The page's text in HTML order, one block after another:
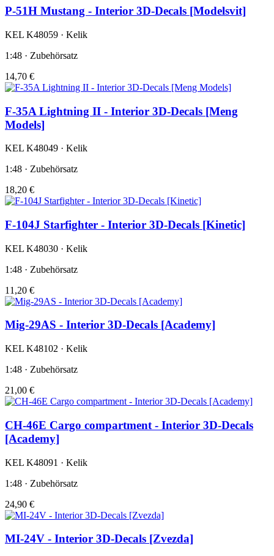
P-51H Mustang - Interior 3D-Decals [Modelsvit]
KEL K48059 · Kelik
1:48 · Zubehörsatz
14,70 €
F-35A Lightning II - Interior 3D-Decals [Meng
Models]
KEL K48049 · Kelik
1:48 · Zubehörsatz
18,20 €
F-104J Starfighter - Interior 3D-Decals [Kinetic]
KEL K48030 · Kelik
1:48 · Zubehörsatz
11,20 €
Mig-29AS - Interior 3D-Decals [Academy]
KEL K48102 · Kelik
1:48 · Zubehörsatz
21,00 €
CH-46E Cargo compartment - Interior 3D-Decals
[Academy]
KEL K48091 · Kelik
1:48 · Zubehörsatz
24,90 €
MI-24V - Interior 3D-Decals [Zvezda]